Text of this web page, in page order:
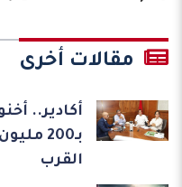
مقالات أخرى
أكادير..
بـ200
القرب